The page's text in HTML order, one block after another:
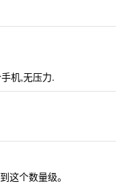
机,无压力.
这个数量级。